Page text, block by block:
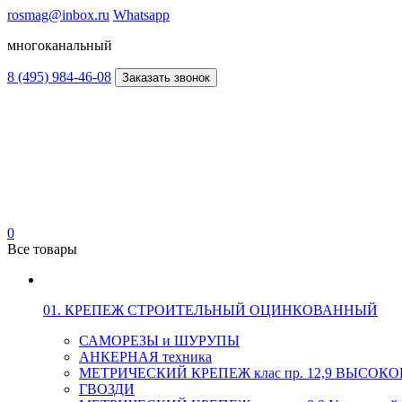
rosmag@inbox.ru Whatsapp
многоканальный
8 (495) 984-46-08 Заказать звонок
0
Все товары
01. КРЕПЕЖ СТРОИТЕЛЬНЫЙ ОЦИНКОВАННЫЙ
САМОРЕЗЫ и ШУРУПЫ
АНКЕРНАЯ техника
МЕТРИЧЕСКИЙ КРЕПЕЖ клас пр. 12,9
ГВОЗДИ